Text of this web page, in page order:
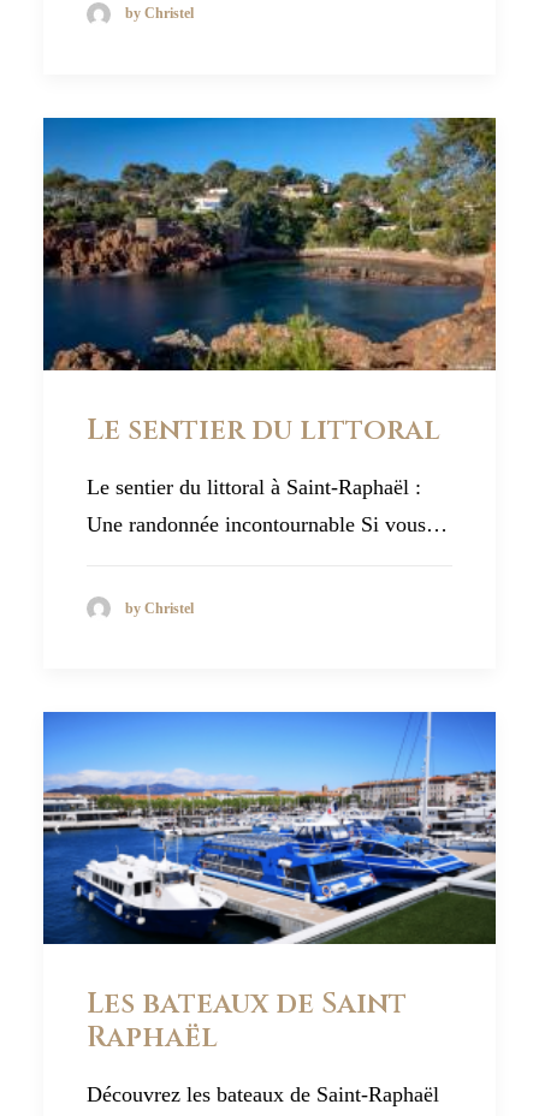
by Christel
Le sentier du littoral
Le sentier du littoral à Saint-Raphaël :
Une randonnée incontournable Si vous…
by Christel
Les bateaux de Saint
Raphaël
Découvrez les bateaux de Saint-Raphaël